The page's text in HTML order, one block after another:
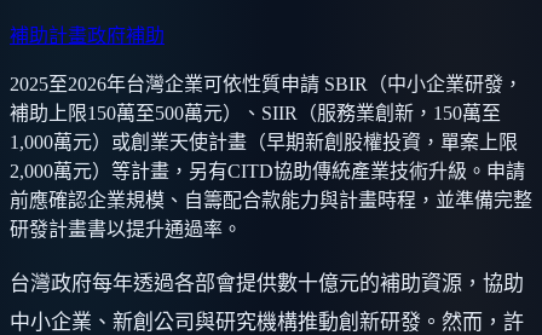
補助計畫政府補助
2025至2026年台灣企業可依性質申請 SBIR（中小企業研發，
補助上限150萬至500萬元）、SIIR（服務業創新，150萬至
1,000萬元）或創業天使計畫（早期新創股權投資，單案上限
2,000萬元）等計畫，另有CITD協助傳統產業技術升級。申請
前應確認企業規模、自籌配合款能力與計畫時程，並準備完整
研發計畫書以提升通過率。
台灣政府每年透過各部會提供數十億元的補助資源，協助
中小企業、新創公司與研究機構推動創新研發。然而，許